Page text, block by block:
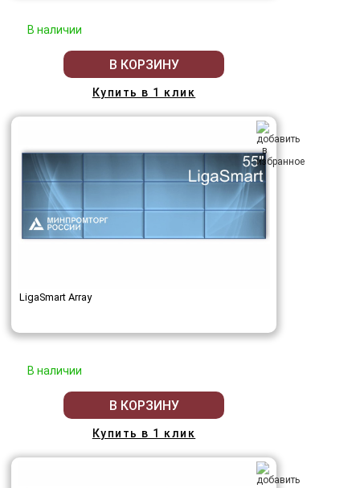
В наличии
В КОРЗИНУ
Купить в 1 клик
LigaSmart Array
В наличии
В КОРЗИНУ
Купить в 1 клик